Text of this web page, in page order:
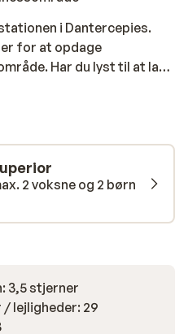
i Dantercepies.
for at opdage
Har du lyst til at lave
eller snowboard? Indgang
venlige personale og den
dig hjemme her. Desuden
med balkon og fine
skiferie er Hotel Alaska
2 voksne og 2 børn
3,5 stjerner
lejligheder: 29